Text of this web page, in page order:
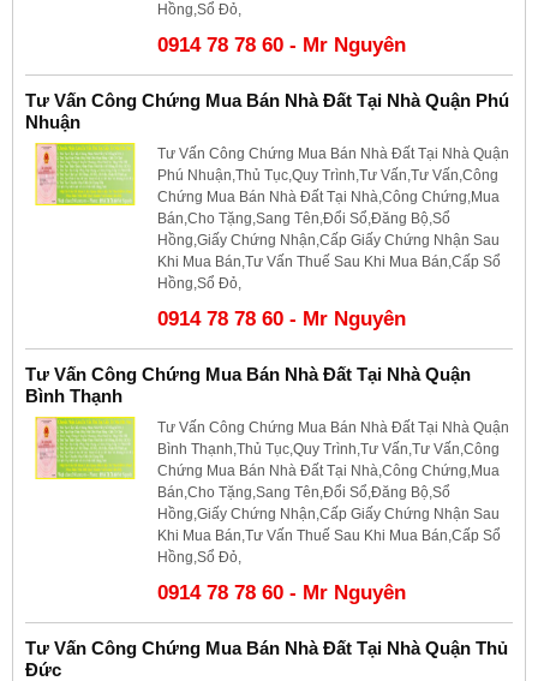
Hồng,Sổ Đỏ,
0914 78 78 60 - Mr Nguyên
Tư Vấn Công Chứng Mua Bán Nhà Đất Tại Nhà Quận Phú
Nhuận
Tư Vấn Công Chứng Mua Bán Nhà Đất Tại Nhà Quận
Phú Nhuận,Thủ Tục,Quy Trình,Tư Vấn,Tư Vấn,Công
Chứng Mua Bán Nhà Đất Tại Nhà,Công Chứng,Mua
Bán,Cho Tặng,Sang Tên,Đổi Sổ,Đăng Bộ,Sổ
Hồng,Giấy Chứng Nhận,Cấp Giấy Chứng Nhận Sau
Khi Mua Bán,Tư Vấn Thuế Sau Khi Mua Bán,Cấp Sổ
Hồng,Sổ Đỏ,
0914 78 78 60 - Mr Nguyên
Tư Vấn Công Chứng Mua Bán Nhà Đất Tại Nhà Quận
Bình Thạnh
Tư Vấn Công Chứng Mua Bán Nhà Đất Tại Nhà Quận
Bình Thạnh,Thủ Tục,Quy Trình,Tư Vấn,Tư Vấn,Công
Chứng Mua Bán Nhà Đất Tại Nhà,Công Chứng,Mua
Bán,Cho Tặng,Sang Tên,Đổi Sổ,Đăng Bộ,Sổ
Hồng,Giấy Chứng Nhận,Cấp Giấy Chứng Nhận Sau
Khi Mua Bán,Tư Vấn Thuế Sau Khi Mua Bán,Cấp Sổ
Hồng,Sổ Đỏ,
0914 78 78 60 - Mr Nguyên
Tư Vấn Công Chứng Mua Bán Nhà Đất Tại Nhà Quận Thủ
Đức